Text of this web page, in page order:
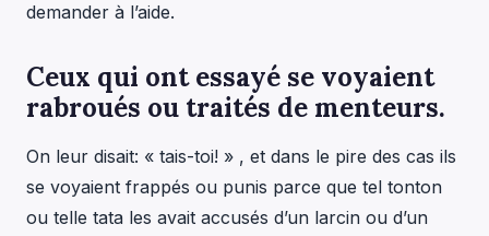
demander à l’aide.
Ceux qui ont essayé se voyaient
rabroués ou traités de menteurs.
On leur disait: « tais-toi! » , et dans le pire des cas ils
se voyaient frappés ou punis parce que tel tonton
ou telle tata les avait accusés d’un larcin ou d’un